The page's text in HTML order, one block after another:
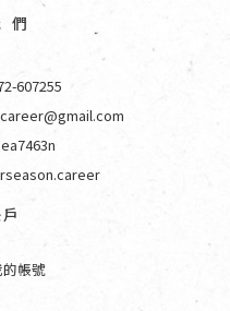
607255
帳號